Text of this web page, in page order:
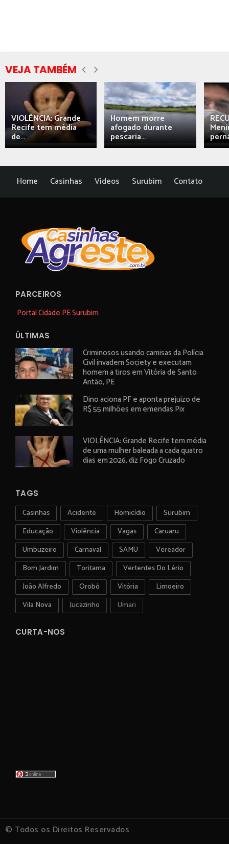
VEJA TAMBÉM
VIOLÊNCIA: Grande
Recife tem média
de...
Homem morre
afogado durante
pescaria...
Home Casinhas Vídeos Surubim Contato
PARCEIROS
Portal Cidade PE Surubim
ÚLTIMAS
Criminosos usando camisas da Polícia
Civil invadem Society e executam
homem a tiros em Vitória de Santo
Antão, PE
Dino aciona PF e aponta prejuízo de
R$ 55 milhões em emendas Pix
VIOLÊNCIA: Grande Recife tem média
de uma mulher baleada a cada quatro
dias em 2026, diz Fogo Cruzado
TAGS
Casinhas Acidente Homicídio
Surubim
Educação
Violência Vagas
Caruaru
Umbuzeiro
Carnaval SAMU
Vereador
Bom Jardim
Toritama
Vertentes Do Lério
João Alfredo
Orobó Vitória
Limoeiro
Vila Nova
Jucazinho Umari
CURTA-NOS
© Todos os Direitos Reservados